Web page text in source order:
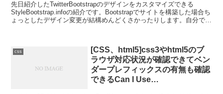
先日紹介したTwitterBootstrapのデザインをカスタマイズできる
StyleBootstrap.infoの紹介です。Bootstrapでサイトを構築した場合ち
ょっとしたデザイン変更が結構めんどくさかったりします。自分で書
css
[CSS、html5]css3やhtml5のブ
ラウザ対応状況が確認できてベン
ダープレフィックスの有無も確認
できるCan I Use…